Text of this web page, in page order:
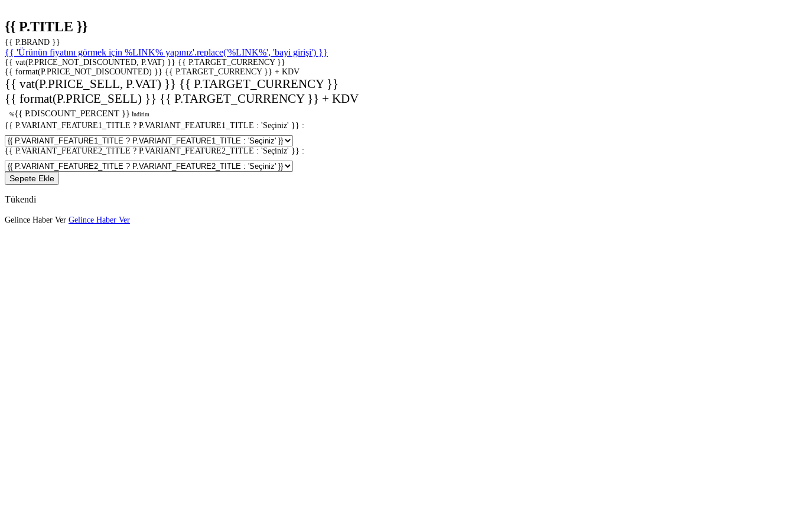
{{ P.TITLE }}
{{ P.BRAND }}
{{ 'Ürünün fiyatını görmek için %LINK% yapınız'.replace('%LINK%', 'bayi girişi') }}
{{ vat(P.PRICE_NOT_DISCOUNTED, P.VAT) }} {{ P.TARGET_CURRENCY }}
{{ format(P.PRICE_NOT_DISCOUNTED) }} {{ P.TARGET_CURRENCY }} + KDV
{{ vat(P.PRICE_SELL, P.VAT) }} {{ P.TARGET_CURRENCY }}
{{ format(P.PRICE_SELL) }} {{ P.TARGET_CURRENCY }} + KDV
%{{ P.DISCOUNT_PERCENT }} İndirim
{{ P.VARIANT_FEATURE1_TITLE ? P.VARIANT_FEATURE1_TITLE : 'Seçiniz' }} :
{{ P.VARIANT_FEATURE2_TITLE ? P.VARIANT_FEATURE2_TITLE : 'Seçiniz' }} :
Sepete Ekle
Tükendi
Gelince Haber Ver Gelince Haber Ver